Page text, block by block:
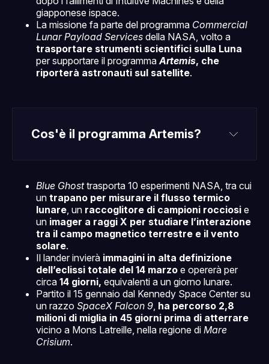
giapponese ispace.
La missione fa parte del programma Commercial
Lunar Payload Services della NASA, volto a
trasportare strumenti scientifici sulla Luna
per supportare il programmaArtemis, che
riporterà astronauti sul satellite.
Cos'è il programma Artemis?
Luna
Marte
2026
System)
Orion
Artemis I
Artemis II
Artemis III
Blue Ghosttrasporta 10 esperimenti NASA, tra cui
un trapano per misurare il flusso termico
lunare, un raccoglitore di campioni rocciosi e
un imager a raggi X per studiare l’interazione
tra il campo magnetico terrestre e il vento
solare.
Il lander invierà immagini in alta definizione
dell’eclissi totale del 14 marzo e opererà per
circa 14 giorni, equivalenti a un giorno lunare.
Partito il 15 gennaio dal Kennedy Space Center su
un razzo SpaceX Falcon 9, ha percorso 2,8
milioni di miglia in 45 giorni prima di atterrare
vicino a Mons Latreille, nella regione di Mare
Crisium.